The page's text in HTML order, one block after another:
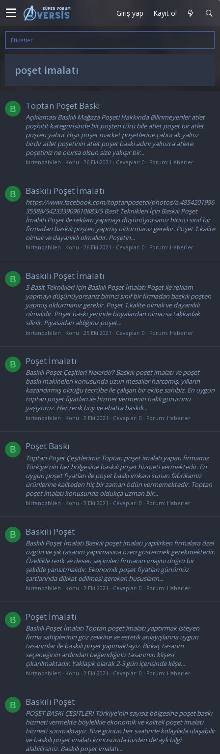
Giriş yap Kayıt ol
Etiketler
poşet imalatı
B Toptan Poşet Baskı
Açıklaması Baskılı Mağaza Poşeti Hakkında Bilinmeyenler atlet
poşhitit kategorisinde bir poşten türü bile atlet poşet bir atlet
poşten yahut Hışır poşet market poşetlerine çabucak yalnız
birdır atlet poşetinin atlet poşet baskı adını yalnızca atlete.
poşetiniz ne olursa olsun size yakışır bir...
birtanozbilen Konu 26 Eki 2021 Cevaplar: 0 Forum: Haberler
B Baskılı Poşet İmalatı
https://www.facebook.com/toptanposetci/photos/a.4854201986
35588/542333909610883/5 Basit Teknikleri İçin Baskılı Poşet
İmalatı Poşet ile reklam yapmayı düşünüyorsanız birinci sınıf bir
firmadan baskılı poşten yapmış oldurmanız gerekir. Poşet 1.kalite
olmalı ve dayanıklı olmalıdır. Poşetin...
birtanozbilen Konu 26 Eki 2021 Cevaplar: 0 Forum: Haberler
B Baskılı Poşet İmalatı
5 Basit Teknikleri İçin Baskılı Poşet İmalatı Poşet ile reklam
yapmayı düşünüyorsanız birinci sınıf bir firmadan baskılı poşten
yapmış oldurmanız gerekir. Poşet 1.kalite olmalı ve dayanıklı
olmalıdır. Poşet baskı yerinde boyalardan olmazsa takkadak
silinir. Piyasadan aldığınız poşet...
birtanozbilen Konu 25 Eki 2021 Cevaplar: 0 Forum: Haberler
B Poşet İmalatı
Baskılı Poşet Çeşitleri Nelerdir? Baskılı poşet imalatı ve poşet
baskı makineleri konusunda uzun mesailer harcamış, yılların
kazandırmış olduğu tecrübe ile çalışan bir ekibe sahibiz. En uygun
toptan poşet fiyatları ile hizmet vermenin haklı gururunu
yaşıyoruz. Her renk boy ve ebatta baskılı...
birtanozbilen Konu 2 Eki 2021 Cevaplar: 0 Forum: Haberler
B Poşet Baskı
Toptan Poşet Çeşitlerimiz Toptan poşet imalatı yapan firmamız
Türkiye'nin her bölgesine baskılı poşet hizmeti vermektedir. En
uygun poşet fiyatları ile poşet baskı imkanı sunan fabrikamız
ürünlerine kaliteden hiç bir zaman ödün vermemektedir. Toptan
poşet imalatı konusunda oldukça uzman bir...
birtanozbilen Konu 2 Eki 2021 Cevaplar: 0 Forum: Haberler
B Baskılı Poşet
Baskılı Poşet İmalatı Baskılı poşet imalatı yapılırken firmalara özel
özgün ve şık tasarım yapılmasına özen göstermek gerekmektedir.
Özellikle renk ve desen seçimleri firmanın imajını doğru bir
şekilde yansıtmalıdır. Ekonomik poşet fiyatları günümüz
şartlarında dikkat edilmesi gereken hususların...
birtanozbilen Konu 2 Eki 2021 Cevaplar: 0 Forum: Haberler
B Poşet İmalatı
Baskılı Poşet İmalatı Toptan poşet imalatı yaptırmak isteyen
firma sahiplerinin göz zevkine ve estetik anlayışlarına uygun
tasarımlar ile baskılı poşet yapmaktayız. Birkaç tasarım
seçeneğinin ardından beğendiğiniz tasarımın klişesi
çıkarılmaktadır. Yaklaşık olarak 2-3 gün içerisinde klişe...
birtanozbilen Konu 2 Eki 2021 Cevaplar: 0 Forum: Haberler
B Baskılı Poşet
POŞET BASKI ÇEŞİTLERİ Türkiye'nin sayısız bölgesine poşet baskı
hizmeti vermekte böylelikle ekonomik ve kaliteli poşet imalatı
hizmeti sunmaktayız. Bize günün her saatinde kolaylıkla ulaşabilir
ve baskılı poşet imalatı konusunda bizden detaylı bilgi
alabilirsiniz. Baskılı poşet imalatı...